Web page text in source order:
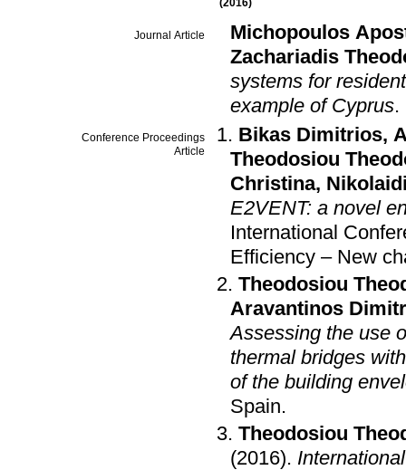
(2016)
Journal Article
Michopoulos
Zachariadis
systems for
example of Cyprus.
Conference Proceedings
Article
Bikas Dimitrios,
Theodosiou
Christina,
E2VENT: a novel
International
Efficiency – New
Theodosiou
Aravantinos
Assessing the use
thermal bridges
of the building
Spain.
Theodosiou
(2016).